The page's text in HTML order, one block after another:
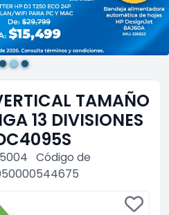
TAMAÑO
13 DIVISIONES
Código de